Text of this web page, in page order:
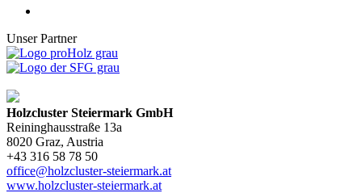
Unser Partner
Holzcluster Steiermark GmbH
Reininghausstraße 13a
8020 Graz, Austria
+43 316 58 78 50
office@holzcluster-steiermark.at
www.holzcluster-steiermark.at